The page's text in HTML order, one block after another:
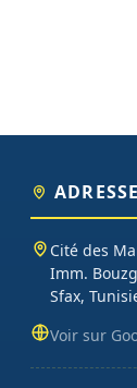
ADRESSE
Cité des
Imm.
Sfax,
Voir sur